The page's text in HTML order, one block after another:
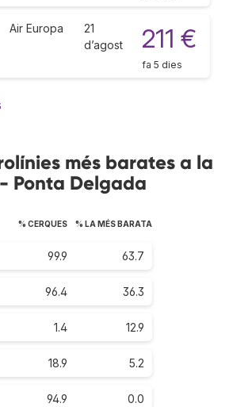
Air Europa
21
d’agost
211 €
fa 5 dies
més barates a la
Ponta Delgada
% CERQUES % LA MÉS BARATA
99.9 63.7
96.4 36.3
1.4 12.9
18.9 5.2
94.9 0.0